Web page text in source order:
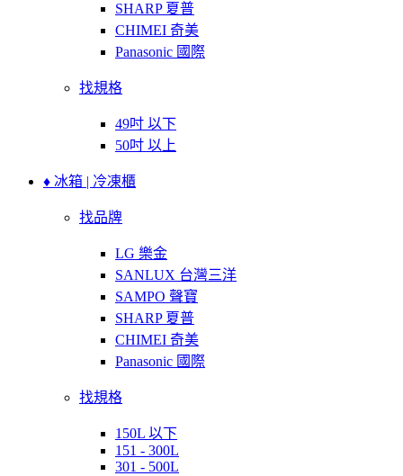
SHARP 夏普
CHIMEI 奇美
Panasonic 國際
找規格
49吋 以下
50吋 以上
♦ 冰箱 | 冷凍櫃
找品牌
LG 樂金
SANLUX 台灣三洋
SAMPO 聲寶
SHARP 夏普
CHIMEI 奇美
Panasonic 國際
找規格
150L 以下
151 - 300L
301 - 500L